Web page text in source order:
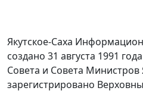
Якутское-Саха
создано 31 августа 1991
Совета и Совета Министров
зарегистрировано